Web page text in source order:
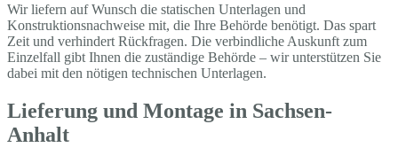
Wir liefern auf Wunsch die statischen Unterlagen und
Konstruktionsnachweise mit, die Ihre Behörde benötigt. Das spart
Zeit und verhindert Rückfragen. Die verbindliche Auskunft zum
Einzelfall gibt Ihnen die zuständige Behörde – wir unterstützen Sie
dabei mit den nötigen technischen Unterlagen.
Lieferung und Montage in Sachsen-
Anhalt